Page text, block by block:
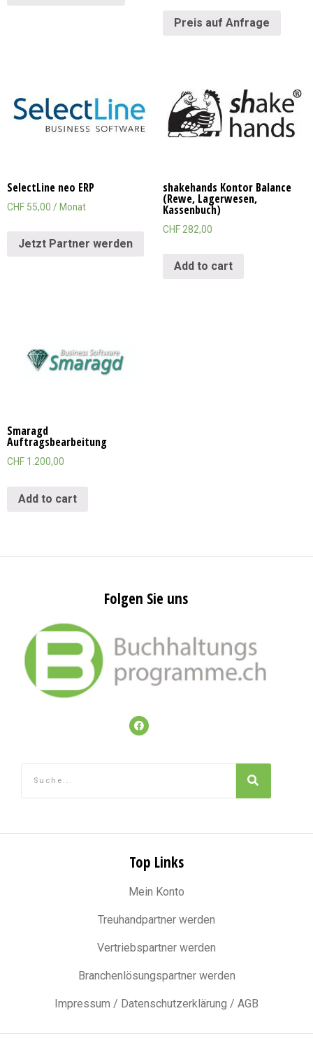
Preis auf Anfrage
SelectLine neo ERP
CHF 55,00 / Monat
Jetzt Partner werden
shakehands Kontor Balance
(Rewe, Lagerwesen,
Kassenbuch)
CHF282,00
Add to cart
Smaragd
Auftragsbearbeitung
CHF 1.200,00
Add to cart
Folgen Sie uns
Top Links
Mein Konto
Treuhandpartner werden
Vertriebspartner werden
Branchenlösungspartner werden
Impressum / Datenschutzerklärung / AGB